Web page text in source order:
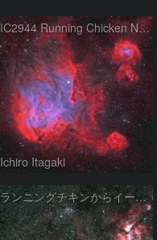
IC2944 Running Chicken Nebula
Ichiro Itagaki
ランニングチキンからイータカリーナまで 2025/05/01